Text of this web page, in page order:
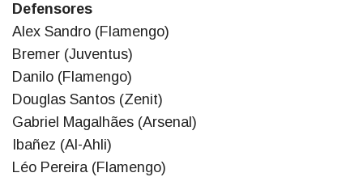
Defensores
Alex Sandro (Flamengo)
Bremer (Juventus)
Danilo (Flamengo)
Douglas Santos (Zenit)
Gabriel Magalhães (Arsenal)
Ibañez (Al-Ahli)
Léo Pereira (Flamengo)